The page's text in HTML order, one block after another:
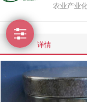
农业产业
基地462
各类茶叶
国际茶业
详情